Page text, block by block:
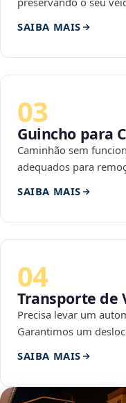
SAIBA MAIS
03
Guincho para
Caminhão sem
adequados para
SAIBA MAIS
04
Transporte de
Precisa levar um
Garantimos um
SAIBA MAIS